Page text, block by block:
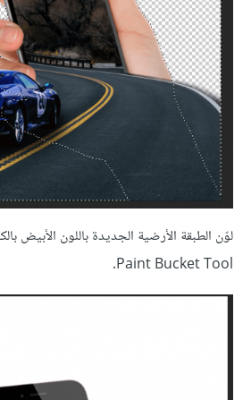
لوّن الطبقة الأرضية الجديدة باللون الأبيض
Paint Bucket Tool.